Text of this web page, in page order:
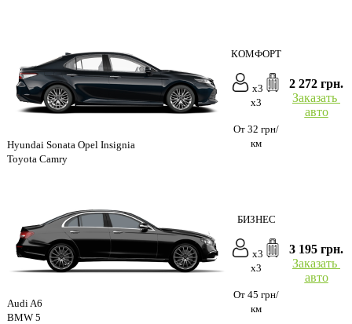
Hyundai Sonata Opel Insignia
Toyota Camry
КОМФОРТ
x3
x3
От 32 грн/
км
2 272 грн.
Заказать
авто
Audi A6
BMW 5
БИЗНЕС
x3
x3
От 45 грн/
км
3 195 грн.
Заказать
авто